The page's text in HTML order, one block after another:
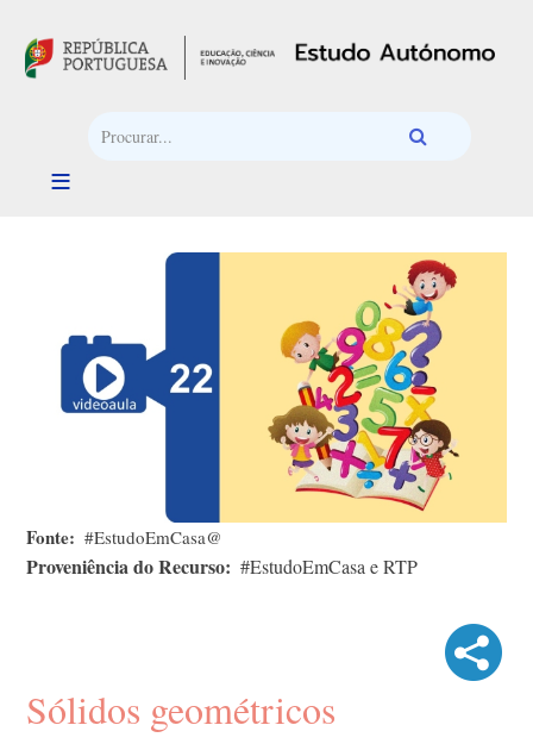
Fonte #EstudoEmCasa@
Proveniência do Recurso #EstudoEmCasa e RTP
Sólidos geométricos